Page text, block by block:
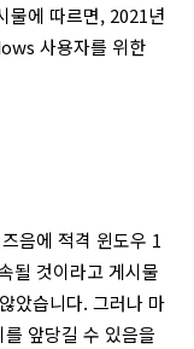
물에 따르면, 2021년
사용자를 위한
음에 적격 윈도우 1
될 것이라고 게시물
았습니다. 그러나 마
앞당길 수 있음을